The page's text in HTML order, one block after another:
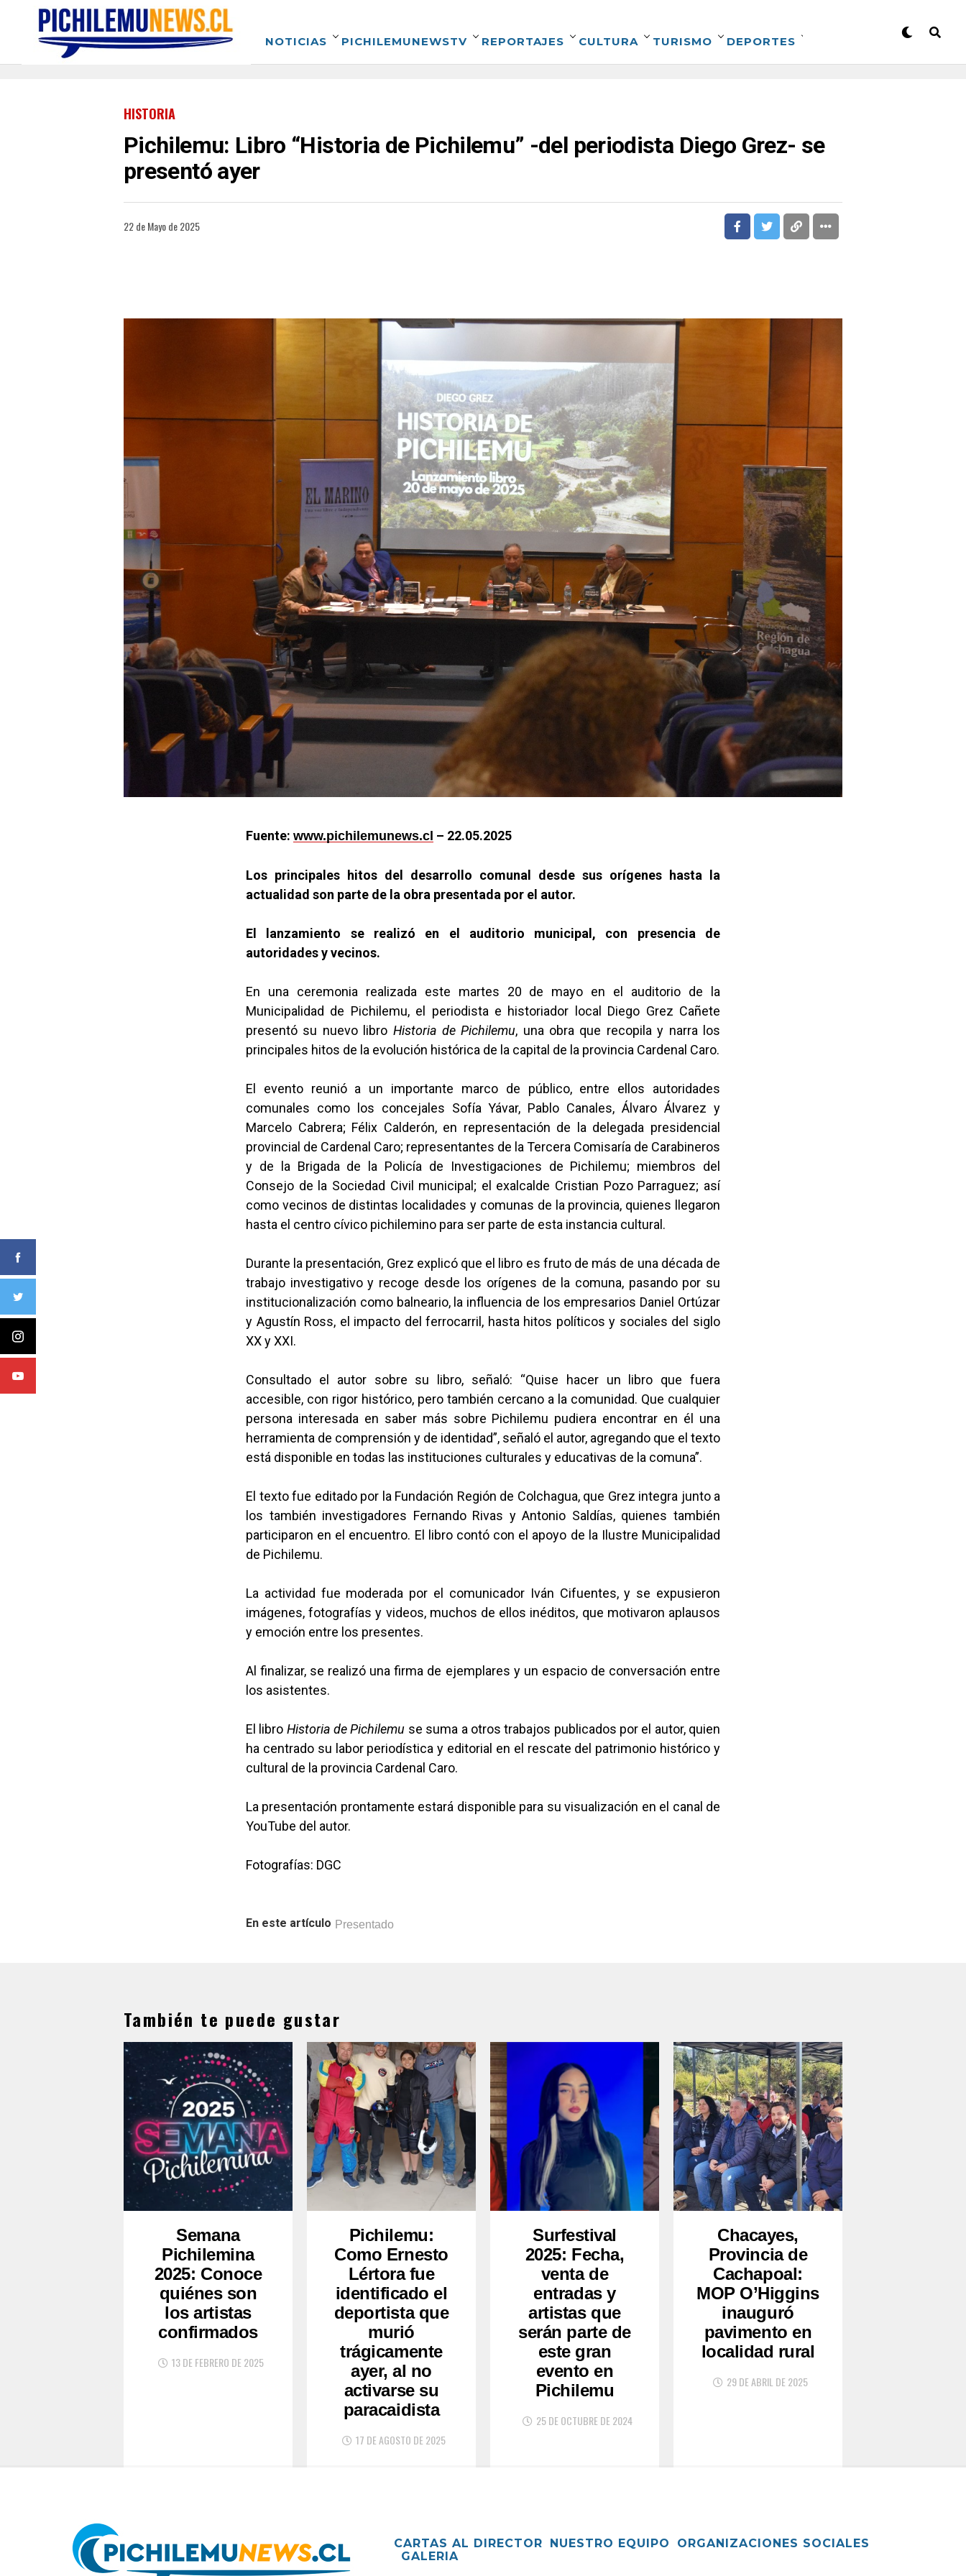
NOTICIAS PICHILEMUNEWSTV REPORTAJES CULTURA TURISMO DEPORTES
HISTORIA
Pichilemu: Libro “Historia de Pichilemu” -del periodista Diego Grez- se
presentó ayer
22 de Mayo de 2025
Fuente: www.pichilemunews.cl – 22.05.2025
Los principales hitos del desarrollo comunal desde sus orígenes hasta la
actualidad son parte de la obra presentada por el autor.
El lanzamiento se realizó en el auditorio municipal, con presencia de
autoridades y vecinos.
En una ceremonia realizada este martes 20 de mayo en el auditorio de la
Municipalidad de Pichilemu, el periodista e historiador local Diego Grez Cañete
presentó su nuevo libro Historia de Pichilemu, una obra que recopila y narra los
principales hitos de la evolución histórica de la capital de la provincia Cardenal Caro.
El evento reunió a un importante marco de público, entre ellos autoridades
comunales como los concejales Sofía Yávar, Pablo Canales, Álvaro Álvarez y
Marcelo Cabrera; Félix Calderón, en representación de la delegada presidencial
provincial de Cardenal Caro; representantes de la Tercera Comisaría de Carabineros
y de la Brigada de la Policía de Investigaciones de Pichilemu; miembros del
Consejo de la Sociedad Civil municipal; el exalcalde Cristian Pozo Parraguez; así
como vecinos de distintas localidades y comunas de la provincia, quienes llegaron
hasta el centro cívico pichilemino para ser parte de esta instancia cultural.
Durante la presentación, Grez explicó que el libro es fruto de más de una década de
trabajo investigativo y recoge desde los orígenes de la comuna, pasando por su
institucionalización como balneario, la influencia de los empresarios Daniel Ortúzar
y Agustín Ross, el impacto del ferrocarril, hasta hitos políticos y sociales del siglo
XX y XXI.
Consultado el autor sobre su libro, señaló: “Quise hacer un libro que fuera
accesible, con rigor histórico, pero también cercano a la comunidad. Que cualquier
persona interesada en saber más sobre Pichilemu pudiera encontrar en él una
herramienta de comprensión y de identidad”, señaló el autor, agregando que el texto
está disponible en todas las instituciones culturales y educativas de la comuna”.
El texto fue editado por la Fundación Región de Colchagua, que Grez integra junto a
los también investigadores Fernando Rivas y Antonio Saldías, quienes también
participaron en el encuentro. El libro contó con el apoyo de la Ilustre Municipalidad
de Pichilemu.
La actividad fue moderada por el comunicador Iván Cifuentes, y se expusieron
imágenes, fotografías y videos, muchos de ellos inéditos, que motivaron aplausos
y emoción entre los presentes.
Al finalizar, se realizó una firma de ejemplares y un espacio de conversación entre
los asistentes.
El libro Historia de Pichilemu se suma a otros trabajos publicados por el autor, quien
ha centrado su labor periodística y editorial en el rescate del patrimonio histórico y
cultural de la provincia Cardenal Caro.
La presentación prontamente estará disponible para su visualización en el canal de
YouTube del autor.
Fotografías: DGC
En este artículo Presentado
También te puede gustar
Semana
Pichilemina
2025: Conoce
quiénes son
los artistas
confirmados
13 DE FEBRERO DE 2025
Pichilemu:
Como Ernesto
Lértora fue
identificado el
deportista que
murió
trágicamente
ayer, al no
activarse su
paracaidista
17 DE AGOSTO DE 2025
Surfestival
2025: Fecha,
venta de
entradas y
artistas que
serán parte de
este gran
evento en
Pichilemu
25 DE OCTUBRE DE 2024
Chacayes,
Provincia de
Cachapoal:
MOP O’Higgins
inauguró
pavimento en
localidad rural
29 DE ABRIL DE 2025
CARTAS AL DIRECTOR NUESTRO EQUIPO
ORGANIZACIONES SOCIALES
GALERIA